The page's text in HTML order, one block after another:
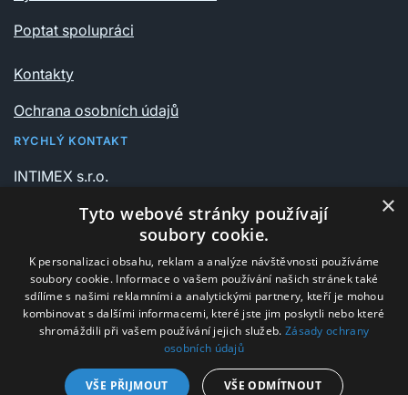
Poptat spolupráci
Kontakty
Ochrana osobních údajů
RYCHLÝ KONTAKT
INTIMEX s.r.o.
735 06 Karviná – Nové Město
+420 596 311 612
intimex@post.cz
IČ 25908375
×
Tyto webové stránky používají
soubory cookie.
K personalizaci obsahu, reklam a analýze návštěvnosti používáme
soubory cookie. Informace o vašem používání našich stránek také
sdílíme s našimi reklamními a analytickými partnery, kteří je mohou
kombinovat s dalšími informacemi, které jste jim poskytli nebo které
shromáždili při vašem používání jejich služeb. Zásady ochrany
osobních údajů
VŠE PŘIJMOUT VŠE ODMÍTNOUT